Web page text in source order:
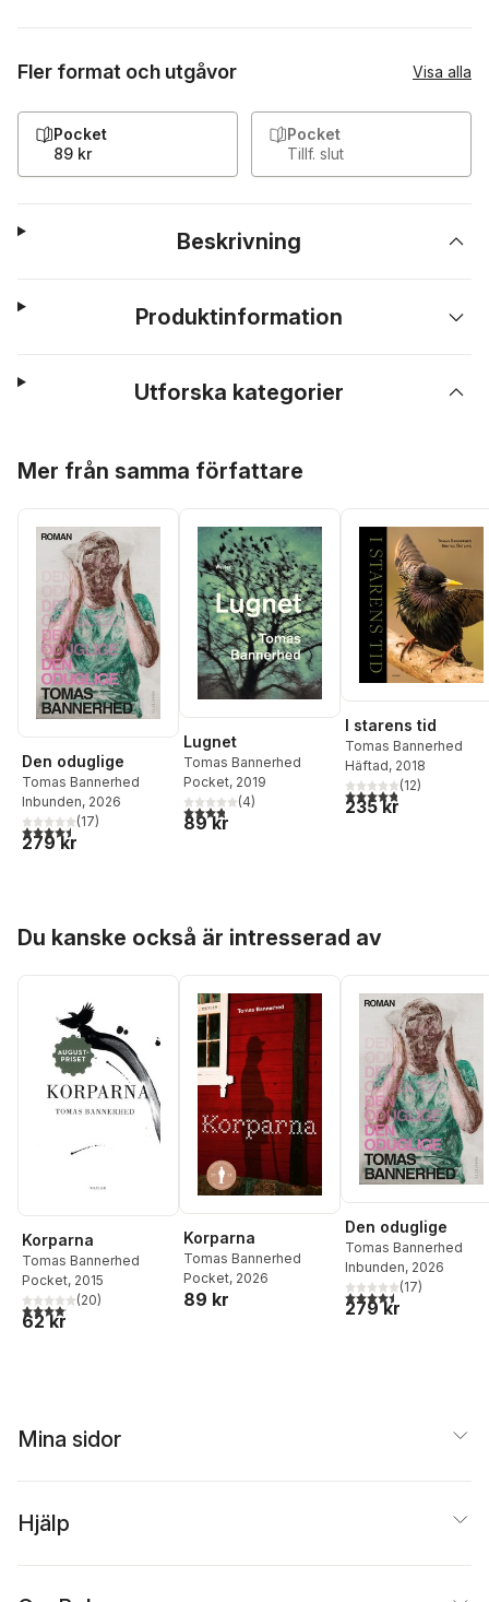
Fler format och utgåvor Visa alla
Pocket
89 kr
Pocket
Tillf. slut
Beskrivning
Produktinformation
Utforska kategorier
Mer från samma författare
Den oduglige
Tomas Bannerhed
Inbunden, 2026
4,5utav 5 stjärnor. Totalt antal röster:
(17)
279 kr
Lugnet
Tomas Bannerhed
Pocket, 2019
3,8utav 5 stjärnor. Totalt antal röster:
(4)
89 kr
I starens tid
Tomas Bannerhed
Häftad, 2018
4,8utav 5 stjärnor.
(12)
235 kr
Du kanske också är intresserad av
Korparna
Tomas Bannerhed
Pocket, 2015
4,1utav 5 stjärnor. Totalt antal röster:
(20)
62 kr
Korparna
Tomas Bannerhed
Pocket, 2026
89 kr
Den oduglige
Tomas Bannerhed
Inbunden, 2026
4,5utav 5 stjärnor.
(17)
279 kr
Mina sidor
Hjälp